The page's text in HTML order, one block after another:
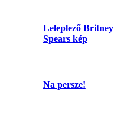
Leleplező Britney
Spears kép
Na persze!